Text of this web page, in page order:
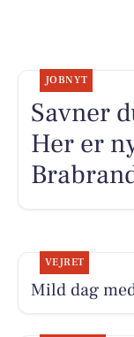
JOBNYT
Savner
Her er
VEJRET
Mild dag